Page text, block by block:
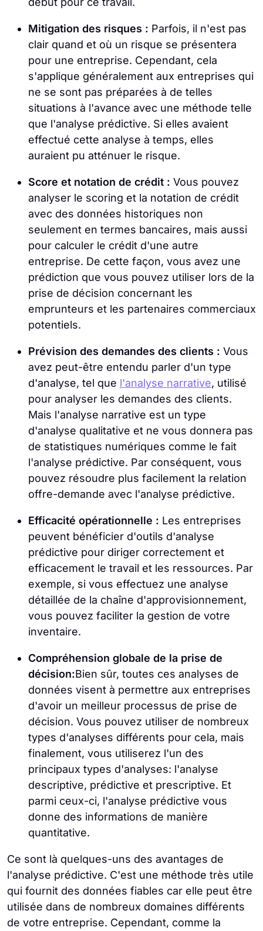
Mitigation des risques : Parfois, il n'est pas
clair quand et où un risque se présentera
pour une entreprise. Cependant, cela
s'applique généralement aux entreprises qui
ne se sont pas préparées à de telles
situations à l'avance avec une méthode telle
que l'analyse prédictive. Si elles avaient
effectué cette analyse à temps, elles
auraient pu atténuer le risque.
Score et notation de crédit : Vous pouvez
analyser le scoring et la notation de crédit
avec des données historiques non
seulement en termes bancaires, mais aussi
pour calculer le crédit d'une autre
entreprise. De cette façon, vous avez une
prédiction que vous pouvez utiliser lors de la
prise de décision concernant les
emprunteurs et les partenaires commerciaux
potentiels.
Prévision des demandes des clients : Vous
avez peut-être entendu parler d'un type
d'analyse, tel que l'analyse narrative, utilisé
pour analyser les demandes des clients.
Mais l'analyse narrative est un type
d'analyse qualitative et ne vous donnera pas
de statistiques numériques comme le fait
l'analyse prédictive. Par conséquent, vous
pouvez résoudre plus facilement la relation
offre-demande avec l'analyse prédictive.
Efficacité opérationnelle : Les entreprises
peuvent bénéficier d'outils d'analyse
prédictive pour diriger correctement et
efficacement le travail et les ressources. Par
exemple, si vous effectuez une analyse
détaillée de la chaîne d'approvisionnement,
vous pouvez faciliter la gestion de votre
inventaire.
Compréhension globale de la prise de
décision:Bien sûr, toutes ces analyses de
données visent à permettre aux entreprises
d'avoir un meilleur processus de prise de
décision. Vous pouvez utiliser de nombreux
types d'analyses différents pour cela, mais
finalement, vous utiliserez l'un des
principaux types d'analyses: l'analyse
descriptive, prédictive et prescriptive. Et
parmi ceux-ci, l'analyse prédictive vous
donne des informations de manière
quantitative.
Ce sont là quelques-uns des avantages de
l'analyse prédictive. C'est une méthode très utile
qui fournit des données fiables car elle peut être
utilisée dans de nombreux domaines différents
de votre entreprise. Cependant, comme la